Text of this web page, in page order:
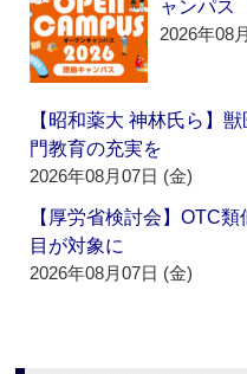
ャンパス
2026年08
【昭和薬大 神林氏ら】
門教育の充実を
2026年08月07日 (金)
【厚労省検討会】OTC
目が対象に
2026年08月07日 (金)